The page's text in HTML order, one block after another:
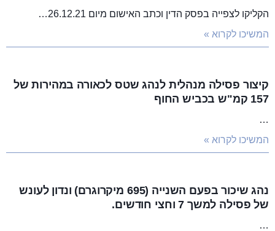
הקליקו לצפייה בפסק הדין וכתב האישום מיום 26.12.21…
המשיכו לקרוא »
קיצור פסילה מנהלית לנהג שטס לכאורה במהירות של
157 קמ"ש בכביש החוף
…
המשיכו לקרוא »
נהג שיכור בפעם השנייה (695 מיקרוגרם) ונדון לעונש
של פסילה למשך 7 וחצי חודשים.
…